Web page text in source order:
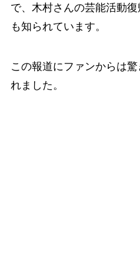
で、木村さんの芸能活動
も知られています。
この報道にファンからは
れました。